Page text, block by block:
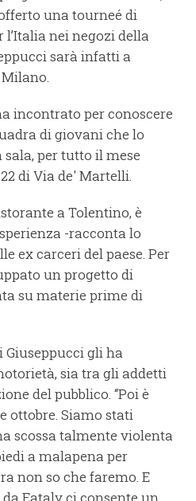
una tourneé di
nei negozi della
sarà infatti a
incontrato per conoscere
di giovani che lo
per tutto il mese
di Via de' Martelli.
a Tolentino, è
-racconta lo
ex carceri del paese. Per
un progetto di
su materie prime di
gli ha
sia tra gli addetti
del pubblico. “Poi è
ottobre. Siamo stati
scossa talmente violenta
a malapena per
non so che faremo. E